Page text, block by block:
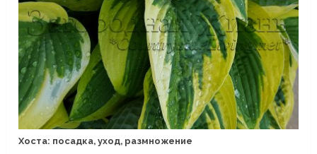
Хоста: посадка, уход, размножение